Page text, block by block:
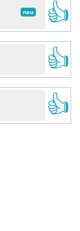
neu
👍
👍
👍